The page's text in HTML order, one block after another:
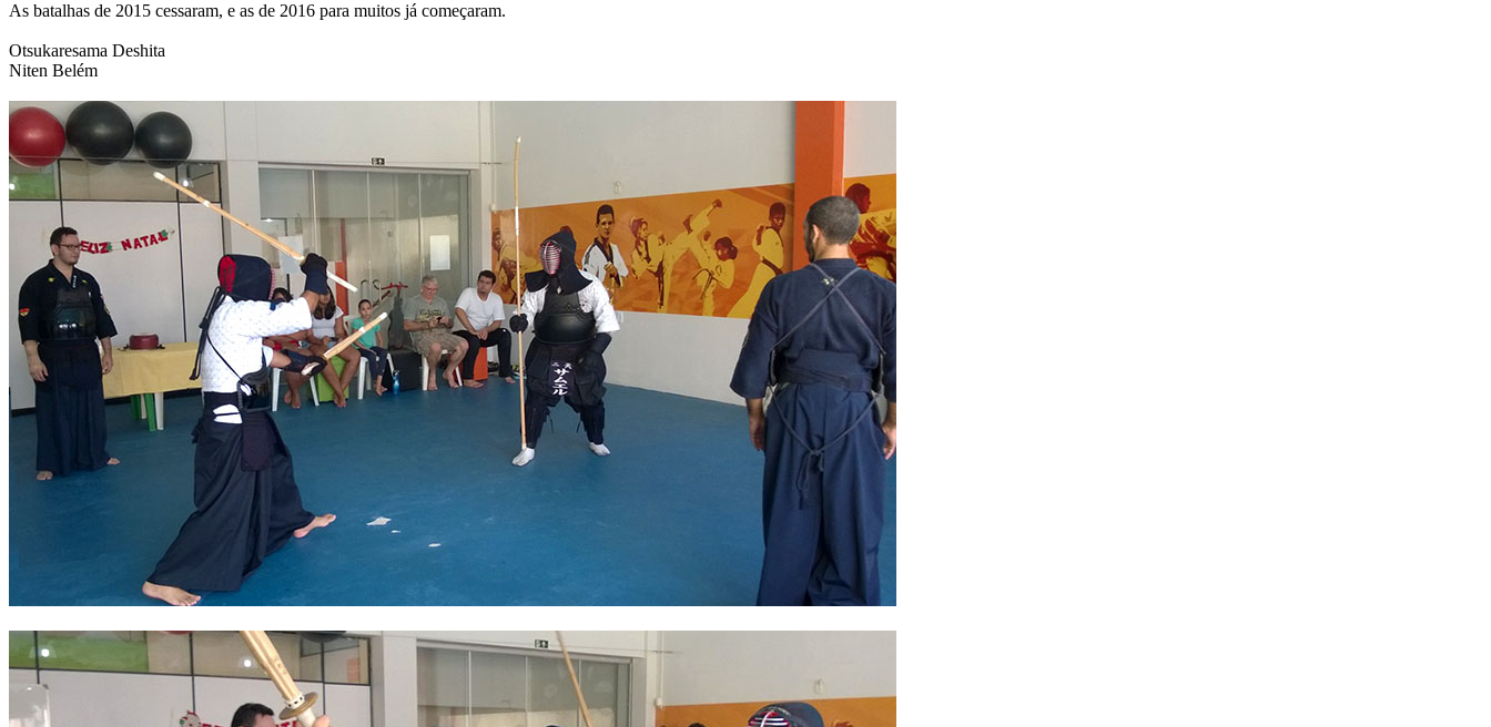
As batalhas de 2015 cessaram, e as de 2016 para muitos já começaram.
Otsukaresama Deshita
Niten Belém